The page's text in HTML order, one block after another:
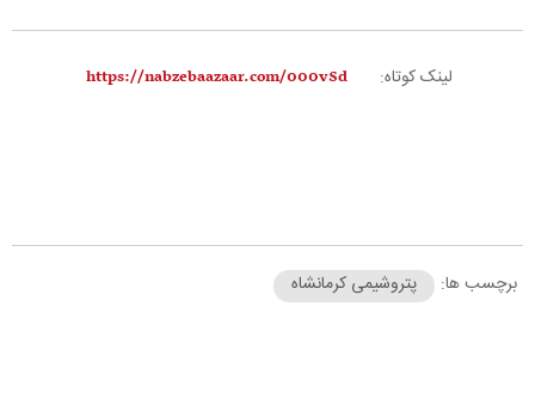
لینک کوتاه:
برچسب ها: پتروشیمی کرمانشاه